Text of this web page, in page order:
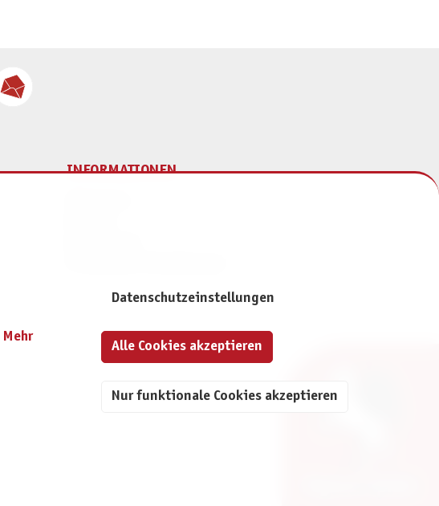
INFORMATIONEN
Mehr
Datenschutzeinstellungen
Nur funktionale Cookies akzeptieren
Alle Cookies akzeptieren